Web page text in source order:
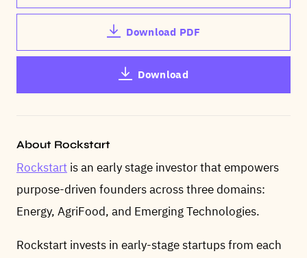
Download PDF
Download
About Rockstart
Rockstart is an early stage investor that empowers
purpose-driven founders across three domains:
Energy, AgriFood, and Emerging Technologies.
Rockstart invests in early-stage startups from each